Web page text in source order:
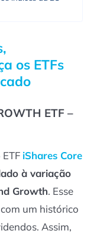
os ETFs
ETF –
iShares Core
à variação
Growth. Esse
um histórico
Assim,